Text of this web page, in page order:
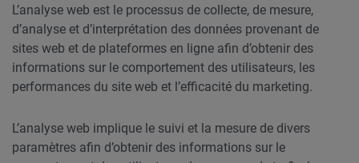
L’analyse web est le processus de collecte, de mesure,
d’analyse et d’interprétation des données provenant de
sites web et de plateformes en ligne afin d’obtenir des
informations sur le comportement des utilisateurs, les
performances du site web et l’efficacité du marketing.
L’analyse web implique le suivi et la mesure de divers
paramètres afin d’obtenir des informations sur le